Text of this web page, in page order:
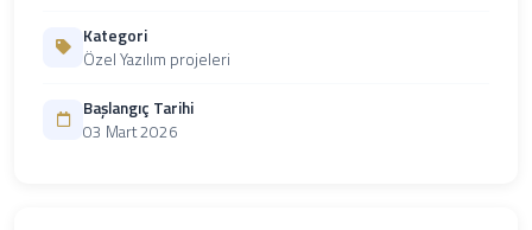
Kategori
Özel Yazılım projeleri
Başlangıç Tarihi
03 Mart 2026